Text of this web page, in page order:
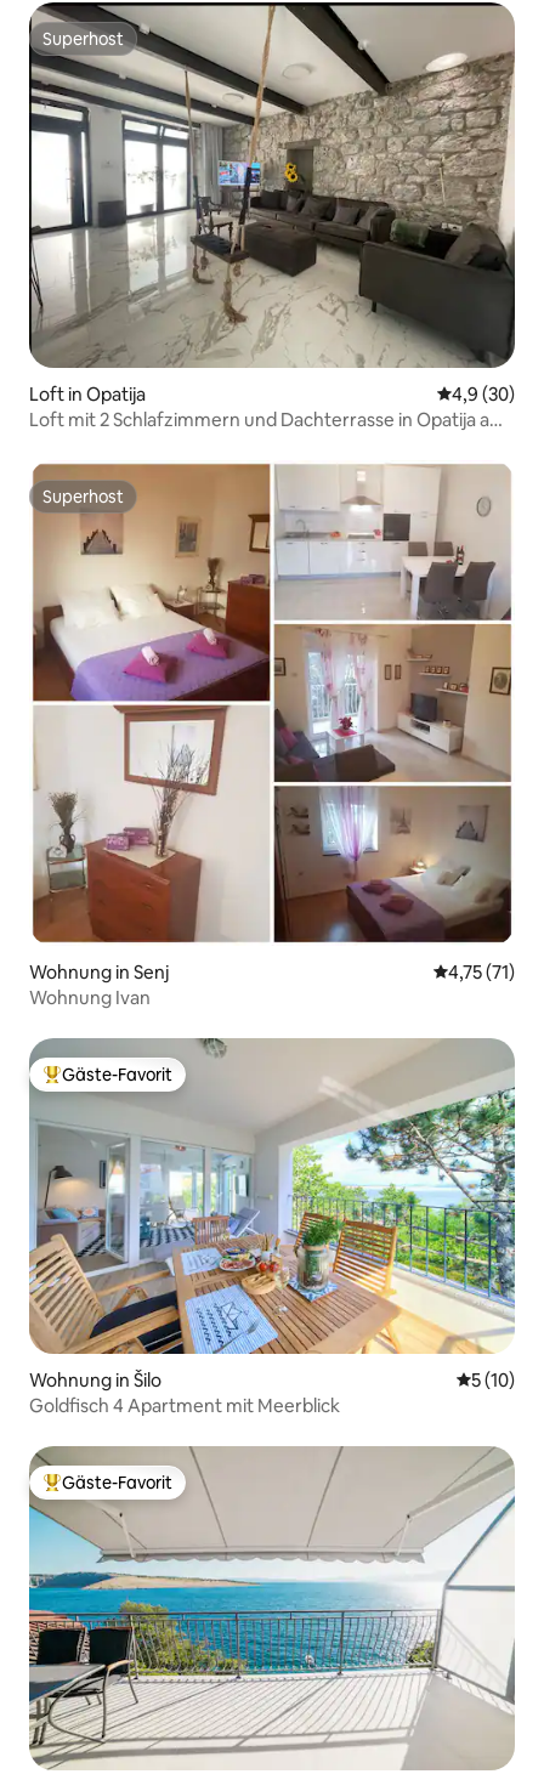
Superhost
Superhost
Loft in Opatija
4,9 (30)
Loft mit 2 Schlafzimmern und Dachterrasse in Opatija am
Superhost
Superhost
Wohnung in Senj
4,75 (71)
Wohnung Ivan
Beliebter Gäste-Favorit.
Gäste-Favorit
Wohnung in Šilo
5 (10)
Goldfisch 4 Apartment mit Meerblick
Beliebter Gäste-Favorit.
Gäste-Favorit